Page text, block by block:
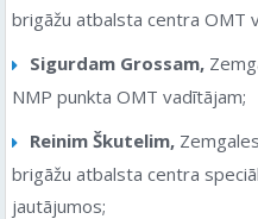
brigāžu atbalsta centra OMT
Sigurdam Grossam,
NMP punkta OMT vadītājam;
Reinim Škutelim,
brigāžu atbalsta centra
jautājumos;